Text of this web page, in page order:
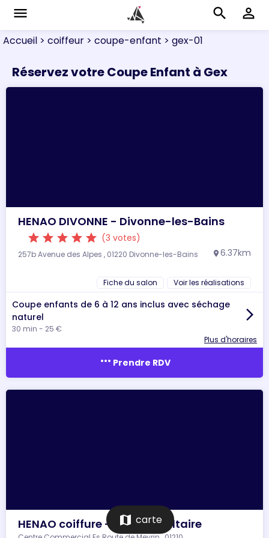
menu search perm_identity
Accueil > coiffeur > coupe-enfant > gex-01
Réservez votre Coupe Enfant à Gex
HENAO DIVONNE - Divonne-les-Bains
star star star star star (3 votes)
257b Avenue des Alpes , 01220 Divonne-les-Bains location_on 6.37km
Fiche du salon Voir les réalisations
Coupe enfants de 6 à 12 ans inclus avec séchage
naturel
30 min - 25 €
arrow_forward_ios
Plus d'horaires
more_horiz Prendre RDV
HENAO coiffure - Ferney-Voltaire
map carte